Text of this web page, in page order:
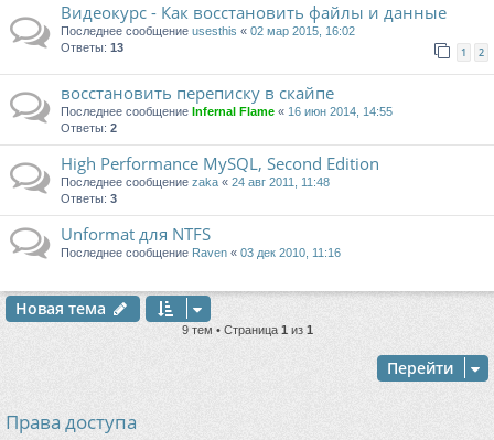
Видеокурс - Как восстановить файлы и данные
Последнее сообщение usesthis « 02 мар 2015, 16:02
Ответы: 13 1 2
восстановить переписку в скайпе
Последнее сообщение Infernal Flame « 16 июн 2014, 14:55
Ответы: 2
High Performance MySQL, Second Edition
Последнее сообщение zaka « 24 авг 2011, 11:48
Ответы: 3
Unformat для NTFS
Последнее сообщение Raven « 03 дек 2010, 11:16
Новая тема
9 тем • Страница 1 из 1
Перейти
Права доступа